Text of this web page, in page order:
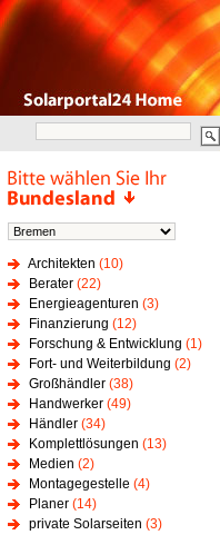
Architekten (10)
Berater (22)
Energieagenturen (3)
Finanzierung (12)
Forschung & Entwicklung (1)
Fort- und Weiterbildung (2)
Großhändler (38)
Handwerker (49)
Händler (34)
Komplettlösungen (13)
Medien (2)
Montagegestelle (4)
Planer (14)
private Solarseiten (3)